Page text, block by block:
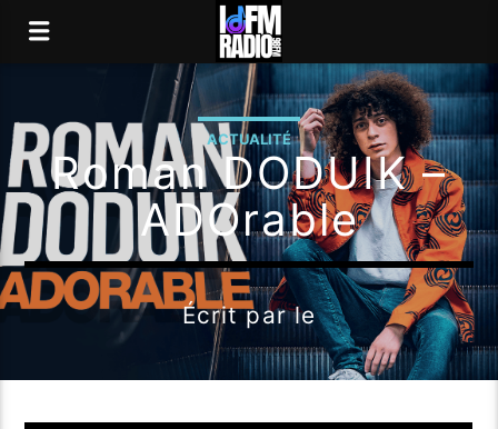
ACTUALITÉ
Roman DODUIK –
ADOrable
Écrit parle